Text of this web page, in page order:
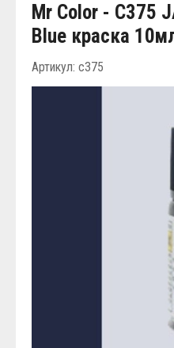
Mr Color - C375
Blue краска
Артикул: c375